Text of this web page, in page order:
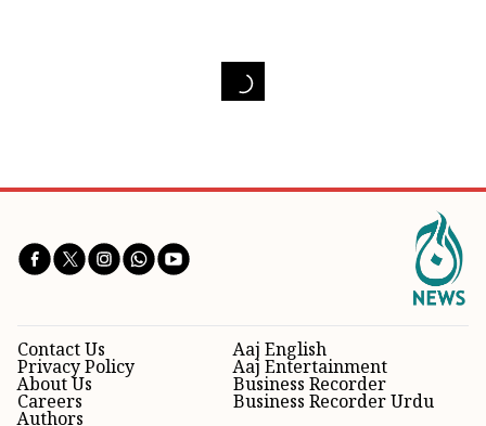
Aaj English
Aaj Entertainment
Business Recorder
Business Recorder Urdu
Contact Us
Privacy Policy
About Us
Careers